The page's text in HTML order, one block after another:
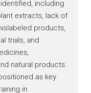
including
extracts, lack of
products,
trials, and
natural products.
as key
in